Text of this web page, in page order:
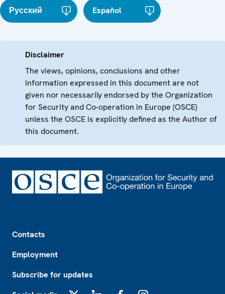
Русский Español
Disclaimer
The views, opinions, conclusions and other
information expressed in this document are not
given nor necessarily endorsed by the Organization
for Security and Co-operation in Europe (OSCE)
unless the OSCE is explicitly defined as the Author of
this document.
Contacts
Employment
Subscribe for updates